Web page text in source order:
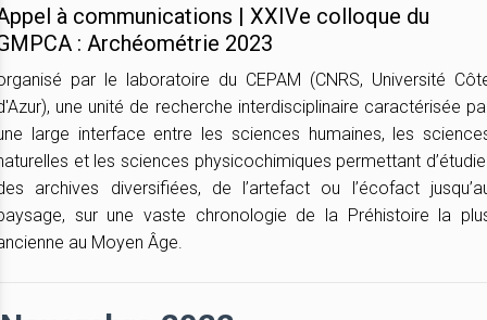
à communications | XXIVe colloque du
: Archéométrie 2023
par le laboratoire du CEPAM (CNRS, Université
une unité de recherche interdisciplinaire caractérisée
large interface entre les sciences humaines, les
et les sciences physicochimiques permettant
archives diversifiées, de l’artefact ou l’écofact
sur une vaste chronologie de la Préhistoire la
au Moyen Âge.